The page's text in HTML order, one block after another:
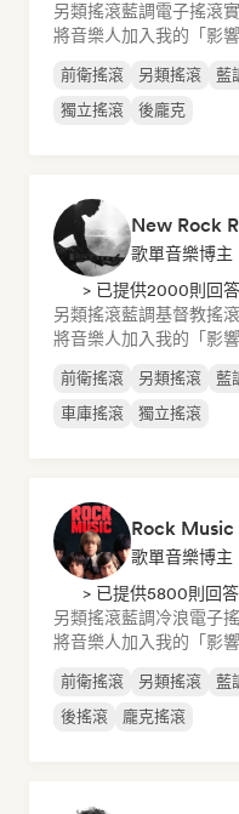
另類搖滾藍調電子搖滾
將音樂人加入我的「影
前衛搖滾 另類搖滾 藍
獨立搖滾
後龐克
New Rock
歌單音樂博主
> 已提供2000則回答
另類搖滾藍調基督教搖滾
將音樂人加入我的「影
前衛搖滾 另類搖滾 藍
車庫搖滾
獨立搖滾
歌單音樂博主
> 已提供5800則回答
另類搖滾藍調冷浪電子
將音樂人加入我的「影
前衛搖滾 另類搖滾 藍
後搖滾
龐克搖滾